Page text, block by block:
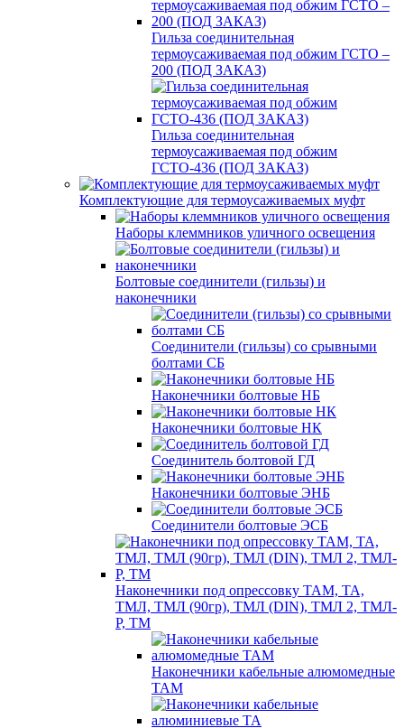
Гильза соединительная
термоусаживаемая под обжим ГСТО –
200 (ПОД ЗАКАЗ)
Гильза соединительная
термоусаживаемая под обжим
ГСТО-436 (ПОД ЗАКАЗ)
Комплектующие для термоусаживаемых муфт
Наборы клеммников уличного освещения
Болтовые соединители (гильзы) и
наконечники
Соединители (гильзы) со срывными
болтами СБ
Наконечники болтовые НБ
Наконечники болтовые НК
Соединитель болтовой ГД
Наконечники болтовые ЭНБ
Соединители болтовые ЭСБ
Наконечники под опрессовку ТАМ, ТА,
ТМЛ, ТМЛ (90гр), ТМЛ (DIN), ТМЛ 2, ТМЛ-
Р, ТМ
Наконечники кабельные алюмомедные
ТАМ